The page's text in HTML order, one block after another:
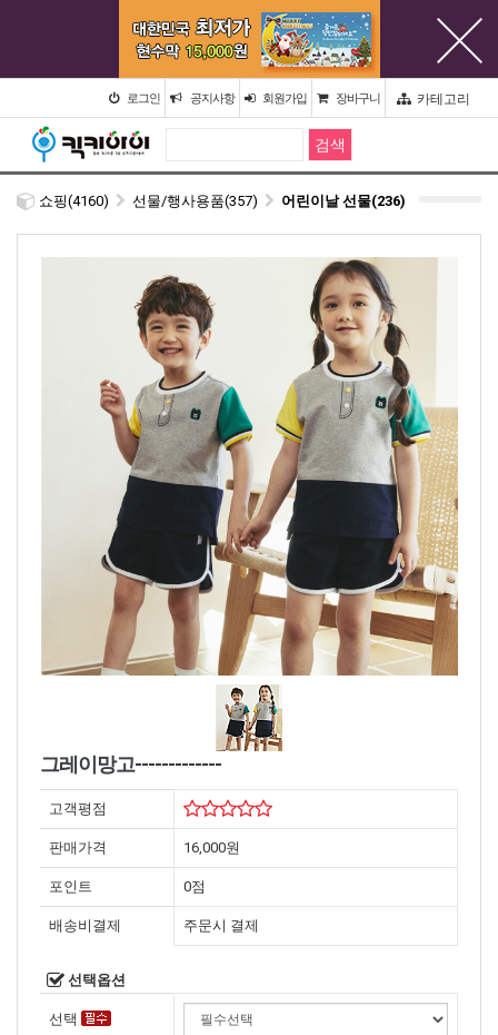
로그인 공지사항 회원가입 장바구니 카테고리
쇼핑(4160) 선물/행사용품(357) 어린이날 선물(236)
그레이망고-------------
고객평점
판매가격 16,000원
포인트 0점
배송비결제 주문시 결제
선택옵션
선택